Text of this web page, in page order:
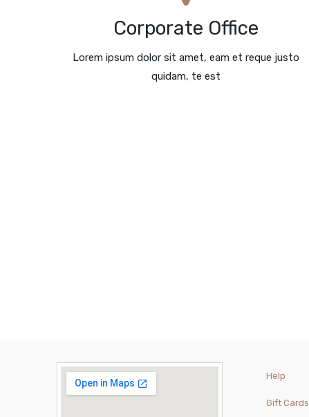
Corporate Office
Lorem ipsum dolor sit amet, eam et reque justo
quidam, te est
Enrique Granados, 111, 2º 2ª, , Barcelona, Barcelona,
08008, España
Request A Call
Help
Gift Cards